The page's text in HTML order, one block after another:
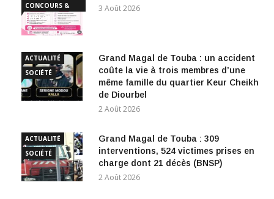
CONCOURS &
EMPLOI
3 Août 2026
ACTUALITÉ
SOCIÉTÉ
Grand Magal de Touba : un accident
coûte la vie à trois membres d’une
même famille du quartier Keur Cheikh
de Diourbel
2 Août 2026
ACTUALITÉ
SOCIÉTÉ
Grand Magal de Touba : 309
interventions, 524 victimes prises en
charge dont 21 décès (BNSP)
2 Août 2026